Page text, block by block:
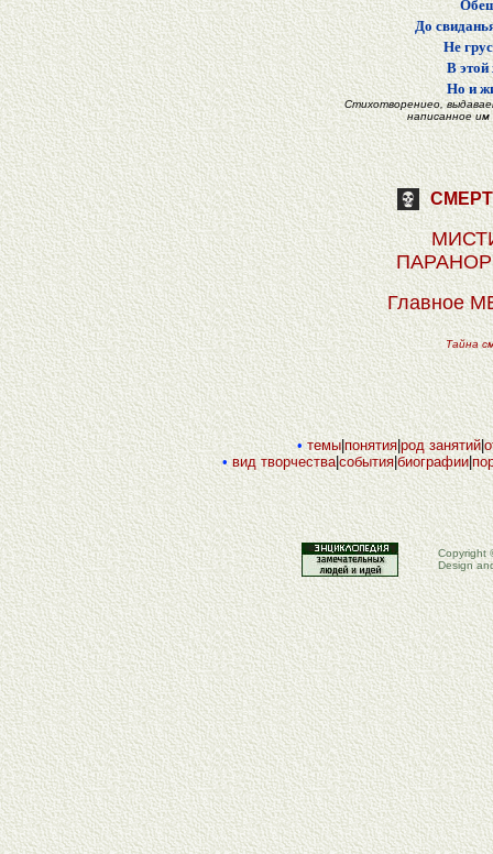
До
Не
В этой
Но и
Стихотворениео,
написанное им
Главное
Тайна
• темы| понятия|род занятий|
• вид творчества|события|биографии|
Copyright
Design